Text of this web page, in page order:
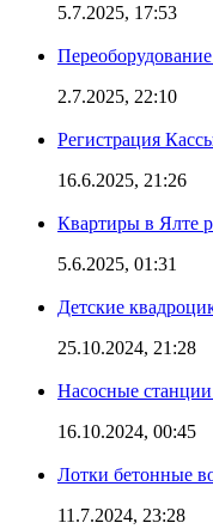
5.7.2025, 17:53
2.7.2025, 22:10
Регистрация
16.6.2025, 21:26
Квартиры в Ялте
5.6.2025, 01:31
Детские
25.10.2024, 21:28
Насосные
16.10.2024, 00:45
Лотки бетонные
11.7.2024, 23:28